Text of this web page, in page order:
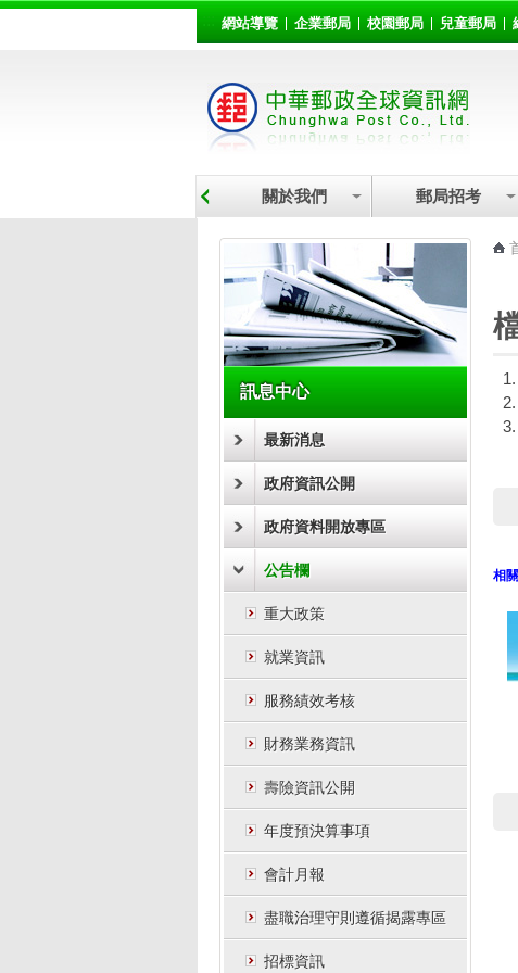
網站導覽 企業郵局 校園郵局 兒童郵局
關於我們 郵局招考
訊息中心
最新消息
政府資訊公開
政府資料開放專區
公告欄
重大政策
就業資訊
服務績效考核
財務業務資訊
壽險資訊公開
年度預決算事項
會計月報
盡職治理守則遵循揭露專區
招標資訊
相